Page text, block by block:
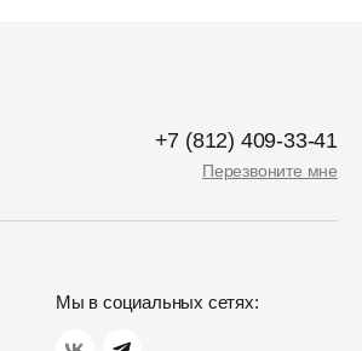
+7 (812) 409-33-41
Перезвоните мне
Мы в социальных сетях: